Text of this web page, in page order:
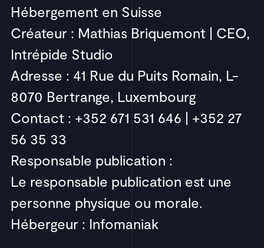
Hébergement en Suisse
Créateur : Mathias Briquemont | CEO,
Intrépide Studio
Adresse : 41 Rue du Puits Romain, L-
8070 Bertrange, Luxembourg
Contact : +352 671 531 646 | +352 27
56 35 33
Responsable publication :
Le responsable publication est une
personne physique ou morale.
Hébergeur : Infomaniak